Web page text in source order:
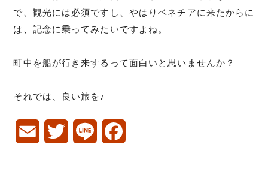
で、観光には必須ですし、やはりベネチアに来たからに
は、記念に乗ってみたいですよね。
町中を船が行き来するって面白いと思いませんか？
それでは、良い旅を♪